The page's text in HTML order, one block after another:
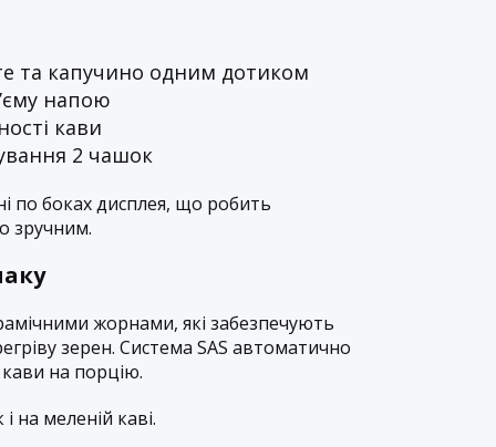
та капучино одним дотиком
напою
кави
2 чашок
по боках дисплея, що робить
зручним.
жорнами, які забезпечують
зерен. Система SAS автоматично
кави на порцію.
на меленій каві.